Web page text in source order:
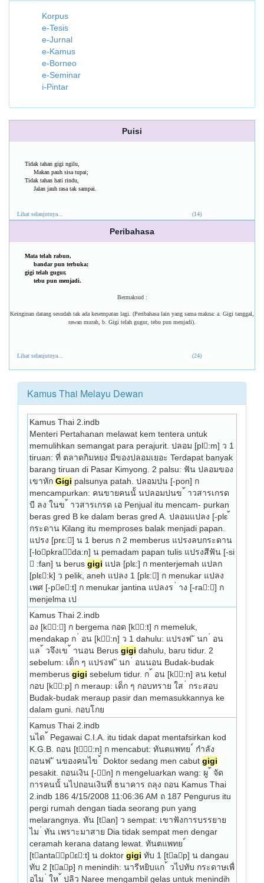
Korpus
e-Tesis
e-Jurnal
e-Kamus
e-Borneo
e-Seminar
i-Pintar
Puisi
Tidak tahan gigi ngilu,
Makan pauh sisa tupai;
Tidak tahan hati rindu,
Jalan jauh rasa tak sampai.
Lihat selanjutnya... (14)
Peribahasa
Mata telah rabun,
bandar pun terbuka;
gigi telah gugur,
tebu pun menjadi.
Bermaksud :
Keinginan datang sesudah tak ada kesempatan lagi. (Peribahasa lain yang sama makna: a. Gigi tanggal,
rawan murah, b. Gigi telah gugur, tebu pun menjadi).
Lihat selanjutnya... (24)
Kamus Thai Melayu Dewan
Kamus Thai 2.indb
Menteri Pertahanan melawat kem tentera untuk
memulihkan semangat para perajurit. ปลอม [pl:m] ว 1
tiruan: ที่ ตลาดกิมหยง มีของปลอมเยอะ Terdapat banyak
barang tiruan di Pasar Kimyong. 2 palsu: ฟัน ปลอมของ
เขาหัก Gigi palsunya patah. ปลอมปน [-pon] ก
mencampurkan: คนขายคนนั้ นปลอมปนข ้ าวสารเกรด
บี ลง ในข ้ าวสารเกรด เอ Penjual itu mencam- purkan
beras gred B ke dalam beras gred A. ปลอมแปลง [-plε ้
กระดาน Kilang itu memproses balak menjadi papan.
แปรง [prε:] น 1 berus ก 2 memberus แปรงลบกระดาน
[-lopkrada:n] น pemadam papan tulis แปรงสีฟัน [-si
 :fan] น berus gigi แปล [plε:] ก menterjemah แปลก
[plε:k] ว pelik, aneh แปลง 1 [plε:] ก menukar แปลง
เพศ [-pe:t] ก menukar jantina แปลงร ่ าง [-ra:] ก
menjelma เป
Kamus Thai 2.indb
อง [k:] ก bergema กอด [k:t] ก memeluk,
mendakap ก ่ อน [k:n] ว 1 dahulu: แปรงฟ ั นก ่ อน
แล ้ วจึงเข ้ านอน Berus gigi dahulu, baru tidur. 2
sebelum: เด็ก ๆ แปรงฟ ั นก ่ อนนอน Budak-budak
memberus gigi sebelum tidur. ก ้ อน [k:n] ลน ketul
กอบ [k:p] ก meraup: เด็ก ๆ กอบทราย ใส ่ กระสอบ
Budak-budak meraup pasir dan memasukkannya ke
dalam guni. กอบโกย
Kamus Thai 2.indb
นได ้ Pegawai C.I.A. itu tidak dapat mentafsirkan kod
K.G.B. ถอน [t:n] ก mencabut: ทันตแพทย ์ กำลัง
ถอนฟ ั นของคนไข ้ Doktor sedang men­ cabut gigi
pesakit. ถอนเงิน [-n] ก mengeluarkan wang: ผู ้ จัด
การคนนั้ นไปถอนเงินที่ ธนาคาร ถลุง ถอน Kamus Thai
2.indb 186 4/15/2008 11:06:36 AM ถ 187 Pengurus itu
pergi rumah dengan tiada seorang pun yang
melarangnya. ทัน [tan] ว sempat: เขาฟังการบรรยาย
ไม ่ ทัน เพราะมาสาย Dia tidak sempat men­ dengar
ceramah kerana datang lewat. ทันตแพทย ์
[tantapε:t] น doktor gigi ทับ 1 [tap] น dangau
ทับ 2 [tap] ก menindih: นารีหยิบแก ้ วไปทับ กระดาษเพื่
อไม ่ ให ้ ปลิว Naree mengambil ge­las untuk menindih